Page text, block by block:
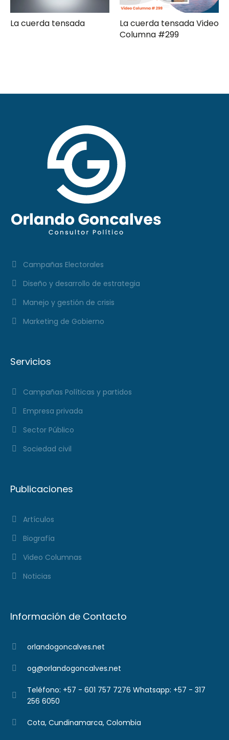
La cuerda tensada Video
Gerencia de campaña
moderna Clave ComPol
Campañas Electorales
Diseño y desarrollo de estrategia
Manejo y gestión de crisis
Marketing de Gobierno
Servicios
Campañas Políticas y partidos
Empresa privada
Sector Público
Sociedad civil
Publicaciones
Artículos
Biografía
Video Columnas
Noticias
Información de Contacto
orlandogoncalves.net
og@orlandogoncalves.net
Teléfono: +57 - 601 757 7276 Whatsapp: +57 - 317
256 6050
Cota, Cundinamarca, Colombia